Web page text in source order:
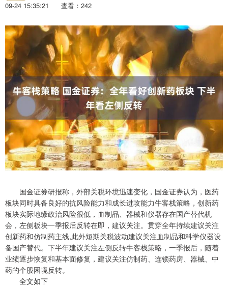
09-24 15:35:21
查看：242
国金证券研报称，外部关税环境迅速变化，国金证券认为，医药
板块同时具备良好的抗风险能力和成长进攻能力牛客栈策略，创新药
板块实际地缘政治风险很低，血制品、器械和仪器存在国产替代机
会，左侧板块一季报后反转在即，建议关注。贯穿全年持续建议关注
创新药和仿制药主线,此外短期关税波动建议关注血制品和科学仪器设
备国产替代。下半年建议关注左侧反转牛客栈策略，一季报后，随着
业绩逐步恢复和基本面修复，建议关注仿制药、连锁药房、器械、中
药的个股困境反转。
全文如下